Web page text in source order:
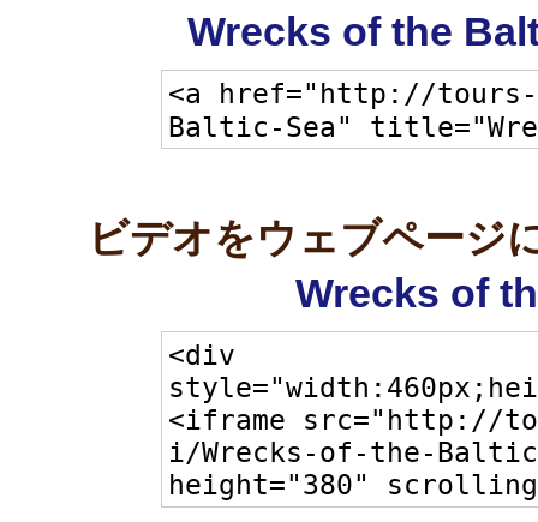
Wrecks of the
ビデオをウェブページ
Wrecks of